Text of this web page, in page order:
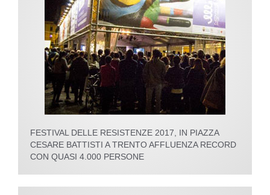
FESTIVAL DELLE RESISTENZE 2017, IN PIAZZA
CESARE BATTISTI A TRENTO AFFLUENZA RECORD
CON QUASI 4.000 PERSONE